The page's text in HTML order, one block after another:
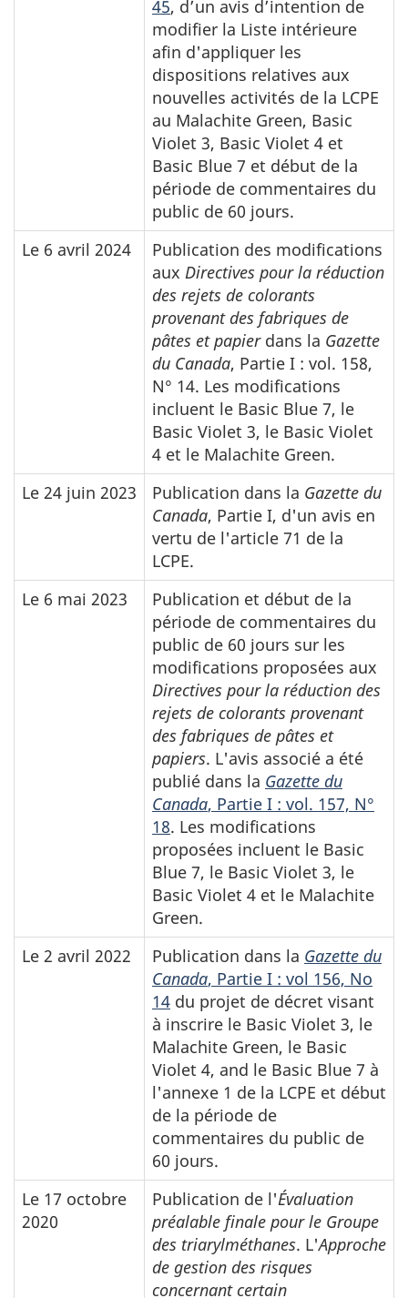
45, d’un avis d’intention de
modifier la Liste intérieure
afin d'appliquer les
dispositions relatives aux
nouvelles activités de la LCPE
au Malachite Green, Basic
Violet 3, Basic Violet 4 et
Basic Blue 7 et début de la
période de commentaires du
public de 60 jours.
Le 6 avril 2024
Publication des modifications
aux Directives pour la réduction
des rejets de colorants
provenant des fabriques de
pâtes et papierdans la Gazette
du Canada, Partie I : vol. 158,
N° 14. Les modifications
incluent le Basic Blue 7, le
Basic Violet 3, le Basic Violet
4 et le Malachite Green.
Le 24 juin 2023
Publication dans la Gazette du
Canada, Partie I, d'un avis en
vertu de l'article 71 de la
LCPE.
Le 6 mai 2023
Publication et début de la
période de commentaires du
public de 60 jours sur les
modifications proposées aux
Directives pour la réduction des
rejets de colorants provenant
des fabriques de pâtes et
papiers. L'avis associé a été
publié dans la Gazette du
Canada, Partie I : vol. 157, N°
18. Les modifications
proposées incluent le Basic
Blue 7, le Basic Violet 3, le
Basic Violet 4 et le Malachite
Green.
Le 2 avril 2022
Publication dans la Gazette du
Canada, Partie I : vol 156, No
14 du projet de décret visant
à inscrire le Basic Violet 3, le
Malachite Green, le Basic
Violet 4, and le Basic Blue 7 à
l'annexe 1 de la LCPE et début
de la période de
commentaires du public de
60 jours.
Le 17 octobre
2020
Publication de l'Évaluation
préalable finale pour le Groupe
des triarylméthanes. L'Approche
de gestion des risques
concernant certain